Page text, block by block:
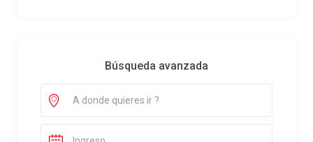
Búsqueda avanzada